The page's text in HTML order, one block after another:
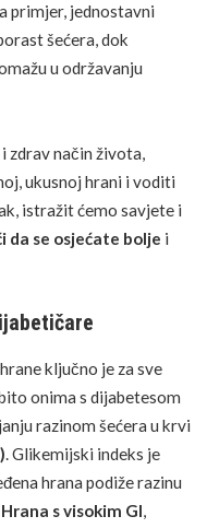
primjer, jednostavni
šećera, dok
u održavanju
zdrav način života,
ukusnoj hrani i voditi
istražit ćemo savjete i
da se osjećate bolje i
ključno je za sve
onima s dijabetesom
razinom šećera u krvi
. Glikemijski indeks je
hrana podiže razinu
Hrana s visokim GI,